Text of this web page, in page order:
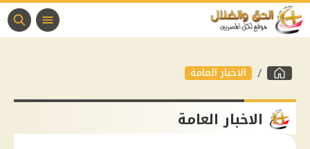
الاخبار العامة
الاخبار العامة